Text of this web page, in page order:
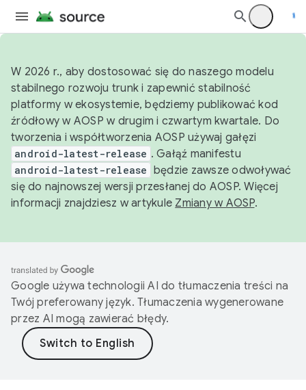
W 2026 r., aby dostosować się do naszego modelu
stabilnego rozwoju trunk i zapewnić stabilność
platformy w ekosystemie, będziemy publikować kod
źródłowy w AOSP w drugim i czwartym kwartale. Do
tworzenia i współtworzenia AOSP używaj gałęzi
android-latest-release . Gałąź manifestu
android-latest-release będzie zawsze odwoływać
się do najnowszej wersji przesłanej do AOSP. Więcej
informacji znajdziesz w artykule Zmiany w AOSP.
Google używa technologii AI do tłumaczenia treści na
Twój preferowany język. Tłumaczenia wygenerowane
przez AI mogą zawierać błędy.